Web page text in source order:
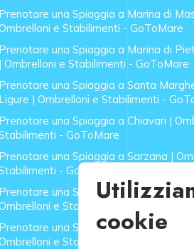
una Spiaggia a Marina di
e Stabilimenti - GoToMare
una Spiaggia a Marina di
Ombrelloni e Stabilimenti - GoToMare
una Spiaggia a Santa
| Ombrelloni e Stabilimenti -
una Spiaggia a Chiavari |
- GoToMare
una Spiaggia a Sarzana |
- GoToMare
una Spiaggia a Forte dei
e Stabilimenti - GoToMare
una Spiaggia a Lido di
e Stabilimenti - GoToMare
cookie